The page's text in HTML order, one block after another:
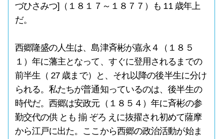
づひさみつ]（１８１７～１８７７）も 11 歳年上
だ。
西郷隆盛の人生は、島津斉彬が嘉永４（１８５
１）年に藩主となって、すぐに登用されるまでの
前半生（ 27 歳まで）と、それ以降の後半生に分け
られる。私たちが普通知っているのは、後半生の
時代だ。西郷は安政元（１８５４）年に斉彬の参
勤交代の供 とも 揃 ぞろ えに抜擢され初めて薩摩
から江戸に出た。ここから西郷の政治活動が始ま